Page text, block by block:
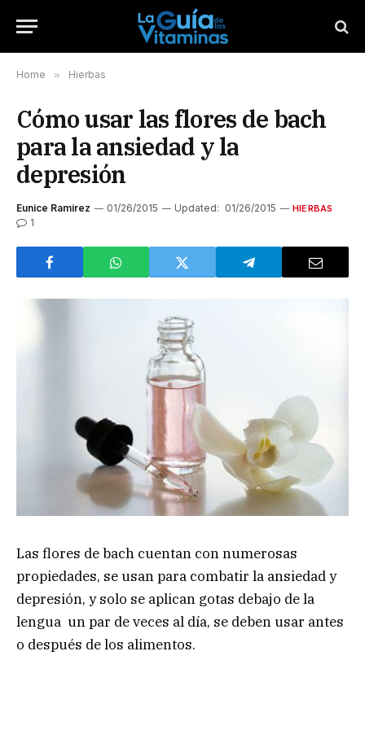
Home » Hierbas
Cómo usar las flores de bach
para la ansiedad y la
depresión
Eunice Ramirez 01/26/2015 Updated: 01/26/2015 HIERBAS
1
Las flores de bach cuentan con numerosas
propiedades, se usan para combatir la ansiedad y
depresión, y solo se aplican gotas debajo de la
lengua un par de veces al día, se deben usar antes
o después de los alimentos.